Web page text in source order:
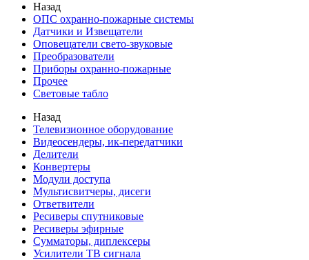
Назад
ОПС охранно-пожарные системы
Датчики и Извещатели
Оповещатели свето-звуковые
Преобразователи
Приборы охранно-пожарные
Прочее
Световые табло
Назад
Телевизионное оборудование
Видеосендеры, ик-передатчики
Делители
Конвертеры
Модули доступа
Мультисвитчеры, дисеги
Ответвители
Ресиверы спутниковые
Ресиверы эфирные
Сумматоры, диплексеры
Усилители ТВ сигнала